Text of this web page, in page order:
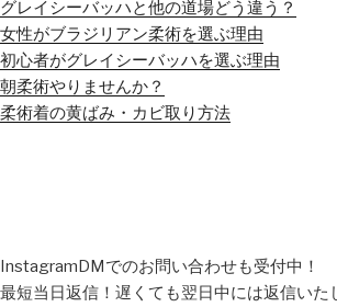
グレイシーバッハと他の道場どう違う？
女性がブラジリアン柔術を選ぶ理由
初心者がグレイシーバッハを選ぶ理由
朝柔術やりませんか？
柔術着の黄ばみ・カビ取り方法
InstagramDMでのお問い合わせも受付中！
最短当日返信！遅くても翌日中には返信いた